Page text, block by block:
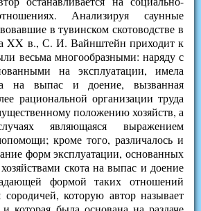
Анализируя саунные
в тувинском скотоводстве в
XX в., С. И. Вайнштейн приходит к
весьма многообразными: наряду с
на эксплуатации, имела
на выпас и доение, вызванная
рациональной организации труда
положению хозяйств, а
являющаяся выражением
кроме того, различалось и
форм эксплуатации, основанных
скота на выпас и доение
формой таких отношений
сородичей, которую автор называет